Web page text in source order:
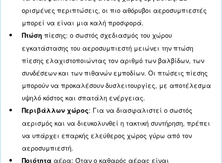
Η Θέση Του Χώρου Εγκατάστασης
Αεροσυμπιεστή
Μία από τις πρώτες πτυχές που πρέπει να
υπόψη για μια σωστή εγκατάσταση χώρου
εγκατάστασης αεροσυμπιεστή είναι η
Αυτή η επιλογή είναι θεμελιώδης για την
ενέργειας, τις συνθήκες εργασίας και, εάν
την ποιότητα του αέρα. Η θέση πρέπει επίσης
λαμβάνεται υπόψη κατά το σχεδιασμό του
εγκατάστασης του αεροσυμπιεστή. Οι
είναι: